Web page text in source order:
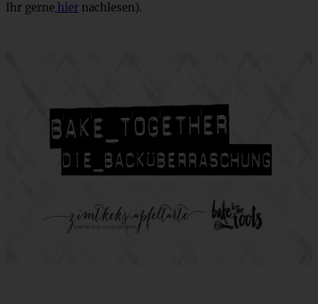
Ihr gerne hier nachlesen).